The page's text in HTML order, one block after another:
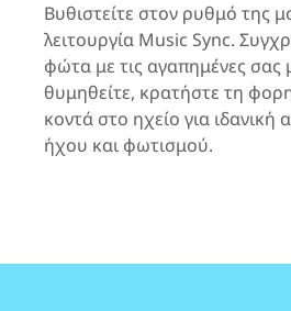
Βυθιστείτε στον ρυθμό της
λειτουργία Music Sync.
φώτα με τις αγαπημένες σας
θυμηθείτε, κρατήστε τη
κοντά στο ηχείο για ιδανική
ήχου και φωτισμού.